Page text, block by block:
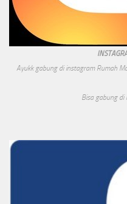
Ayukk gabung di instagram Rumah
Bisa gabung